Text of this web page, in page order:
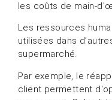
les coûts de main-
Les ressources
utilisées dans
supermarché.
Par exemple, le
client permettent